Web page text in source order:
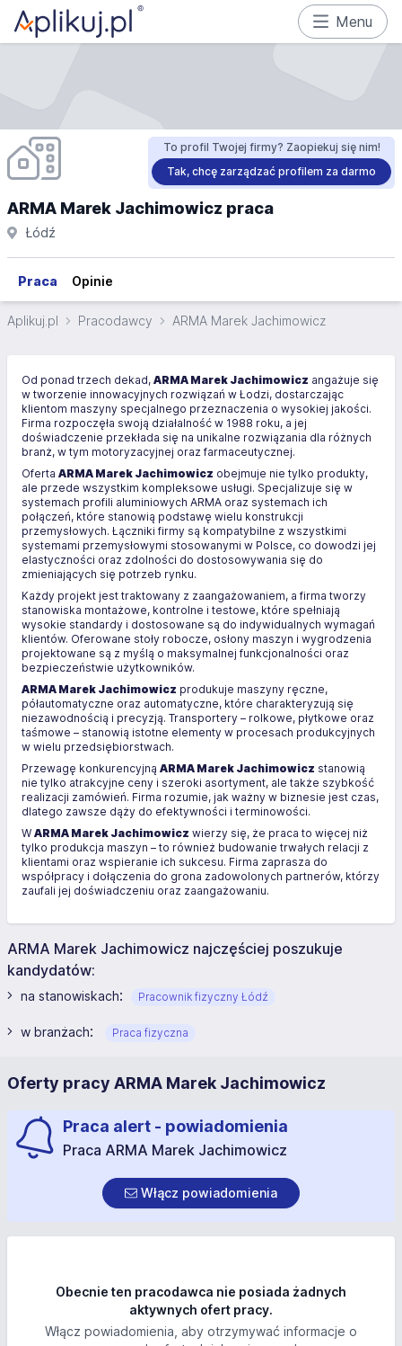
Menu
To profil Twojej firmy? Zaopiekuj się nim!
Tak, chcę zarządzać profilem za darmo
ARMA Marek Jachimowicz praca
Łódź
Praca Opinie
Aplikuj.pl Pracodawcy ARMA Marek Jachimowicz
Od ponad trzech dekad, ARMA Marek Jachimowicz angażuje się
w tworzenie innowacyjnych rozwiązań w Łodzi, dostarczając
klientom maszyny specjalnego przeznaczenia o wysokiej jakości.
Firma rozpoczęła swoją działalność w 1988 roku, a jej
doświadczenie przekłada się na unikalne rozwiązania dla różnych
branż, w tym motoryzacyjnej oraz farmaceutycznej.
Oferta ARMA Marek Jachimowicz obejmuje nie tylko produkty,
ale przede wszystkim kompleksowe usługi. Specjalizuje się w
systemach profili aluminiowych ARMA oraz systemach ich
połączeń, które stanowią podstawę wielu konstrukcji
przemysłowych. Łączniki firmy są kompatybilne z wszystkimi
systemami przemysłowymi stosowanymi w Polsce, co dowodzi jej
elastyczności oraz zdolności do dostosowywania się do
zmieniających się potrzeb rynku.
Każdy projekt jest traktowany z zaangażowaniem, a firma tworzy
stanowiska montażowe, kontrolne i testowe, które spełniają
wysokie standardy i dostosowane są do indywidualnych wymagań
klientów. Oferowane stoły robocze, osłony maszyn i wygrodzenia
projektowane są z myślą o maksymalnej funkcjonalności oraz
bezpieczeństwie użytkowników.
ARMA Marek Jachimowicz produkuje maszyny ręczne,
półautomatyczne oraz automatyczne, które charakteryzują się
niezawodnością i precyzją. Transportery – rolkowe, płytkowe oraz
taśmowe – stanowią istotne elementy w procesach produkcyjnych
w wielu przedsiębiorstwach.
Przewagę konkurencyjną ARMA Marek Jachimowicz stanowią
nie tylko atrakcyjne ceny i szeroki asortyment, ale także szybkość
realizacji zamówień. Firma rozumie, jak ważny w biznesie jest czas,
dlatego zawsze dąży do efektywności i terminowości.
W ARMA Marek Jachimowicz wierzy się, że praca to więcej niż
tylko produkcja maszyn – to również budowanie trwałych relacji z
klientami oraz wspieranie ich sukcesu. Firma zaprasza do
współpracy i dołączenia do grona zadowolonych partnerów, którzy
zaufali jej doświadczeniu oraz zaangażowaniu.
ARMA Marek Jachimowicz najczęściej poszukuje
kandydatów:
na stanowiskach: Pracownik fizyczny Łódź
w branżach: Praca fizyczna
Oferty pracy ARMA Marek Jachimowicz
Praca alert - powiadomienia
Praca ARMA Marek Jachimowicz
Włącz powiadomienia
Obecnie ten pracodawca nie posiada żadnych
aktywnych ofert pracy.
Włącz powiadomienia, aby otrzymywać informacje o